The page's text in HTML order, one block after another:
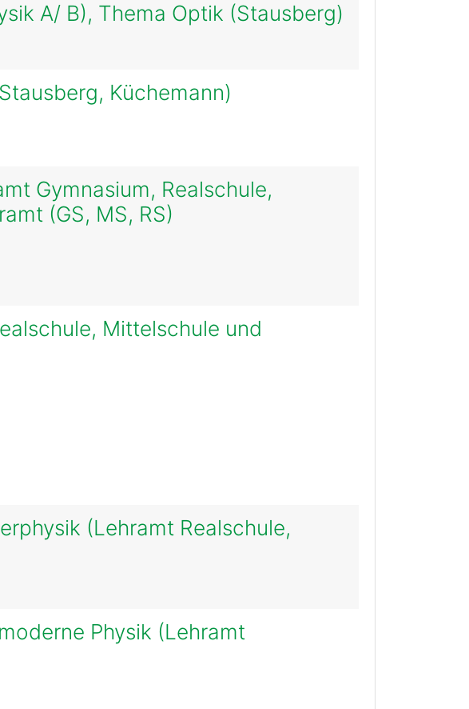
A/ B), Thema Optik (Stausberg)
Küchemann)
Gymnasium, Realschule,
(GS, MS, RS)
Mittelschule und
(Lehramt Realschule,
Physik (Lehramt